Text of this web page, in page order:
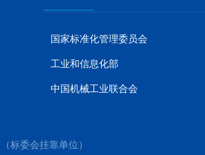
国家标准化管理委员会
工业和信息化部
中国机械工业联合会
标委会挂靠单位）